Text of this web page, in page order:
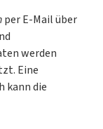
per E-Mail über
werden
Eine
kann die